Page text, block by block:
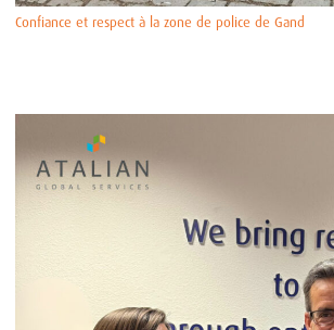
Confiance et respect à la zone de police de Gand